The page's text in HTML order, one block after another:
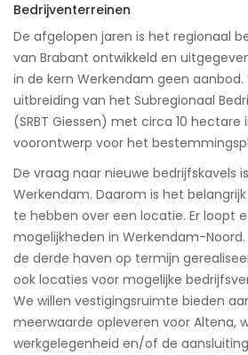
Bedrijventerreinen
De afgelopen jaren is het regionaal
van Brabant ontwikkeld en
in de kern Werkendam geen aanbod.
uitbreiding van het Subregionaal
(SRBT Giessen) met circa 10 hectare
voorontwerp voor het
De vraag naar nieuwe bedrijfskavels
Werkendam. Daarom is het
te hebben over een locatie. Er loopt
mogelijkheden in Werkendam-
de derde haven op termijn
ook locaties voor mogelijke
We willen vestigingsruimte bieden
meerwaarde opleveren voor Altena,
werkgelegenheid en/of de